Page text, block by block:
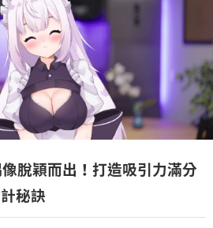
脫穎而出！打造吸引力滿分
秘訣